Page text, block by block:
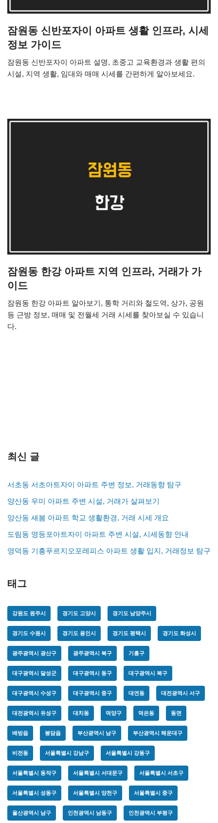
잠원동 신반포자이 아파트 생활 인프라, 시세
정보 가이드
잠원동 신반포자이 아파트 설명, 초중고 교육환경과 생활 편의
시설, 지역 생활, 임대와 매매 시세를 간편하게 알아보세요.
잠원동 한강 아파트 지역 인프라, 거래가 가
이드
잠원동 한강 아파트 알아보기, 통학 거리와 철도역, 상가, 공원
등 근방 정보, 매매 및 전월세 거래 시세를 찾아보실 수 있습니
다.
최신 글
서초동 서초아트자이 아파트 주변 정보, 거래동향 탐구
양산동 우미 아파트 주변 시설, 거래가 살펴보기
양산동 새봄 아파트 학교 생활환경, 거래 시세 개요
도림동 영등포아트자이 아파트 주변 시설, 시세동향 안내
영덕동 기흥푸르지오포레피스 아파트 생활 입지, 거래정보 탐구
태그
강원도 원주시 경기도 고양시 경기도 남양주시
경기도 수원시 경기도 용인시 경기도 평택시 경기도 화성시
광주광역시 광산구 광주광역시 북구 기흥구
대구광역시 달성군 대구광역시 동구 대구광역시 북구
대구광역시 수성구 대구광역시 중구 대연동 대전광역시 서구
대전광역시 유성구 대치동 덕양구 덕은동 동면
배방읍 봉담읍 부산광역시 남구 부산광역시 해운대구
비전동 서울특별시 강남구 서울특별시 강동구
서울특별시 동작구 서울특별시 서대문구 서울특별시 서초구
서울특별시 성동구 서울특별시 양천구 서울특별시 중구
울산광역시 남구 인천광역시 남동구 인천광역시 부평구